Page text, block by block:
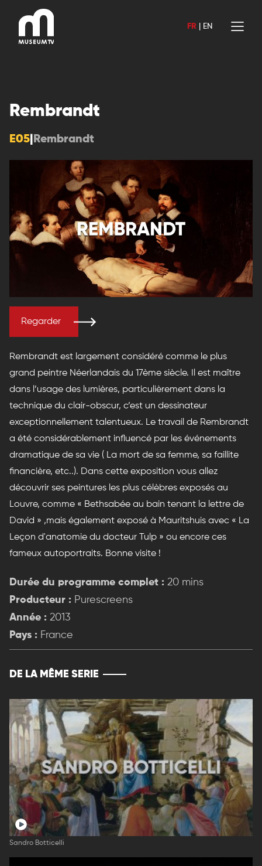
contenu
FR EN
Rembrandt
E05 Rembrandt
Regarder
Rembrandt est largement considéré comme le plus
grand peintre Néerlandais du 17ème siècle. Il est maître
dans l’usage des lumières, particulièrement dans la
technique du clair-obscur, c’est un dessinateur
exceptionnellement talentueux. Le travail de Rembrandt
a été considérablement influencé par les événements
dramatique de sa vie ( La mort de sa femme, sa faillite
financière, etc..). Dans cette exposition vous allez
découvrir ses peintures les plus célèbres exposés au
Louvre, comme « Bethsabée au bain tenant la lettre de
David » ,mais également exposé à Mauritshuis avec « La
Leçon d'anatomie du docteur Tulp » ou encore ces
fameux autoportraits. Bonne visite !
Durée du programme complet : 20 mins
Producteur : Purescreens
Année : 2013
Pays : France
DE LA MÊME SERIE
Sandro Botticelli